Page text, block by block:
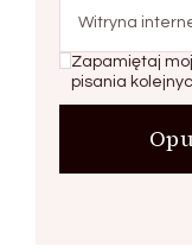
Zapamiętaj
pisania